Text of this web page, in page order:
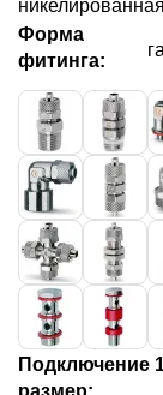
никелированная
Форма
фитинга:
Подключение